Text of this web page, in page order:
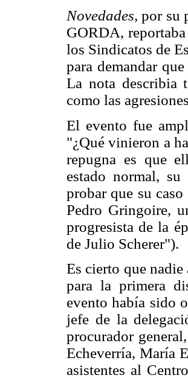
Novedades, por su
GORDA,
los Sindicatos de
para demandar
La nota describia
como las
El evento fue
"¿Qué vinieron a
repugna es que
estado normal,
probar que su
Pedro Gringoire,
progresista de la
de Julio Scherer").
Es cierto que
para la primera
evento había sido
jefe de la
procurador
Echeverría, María
asistentes al